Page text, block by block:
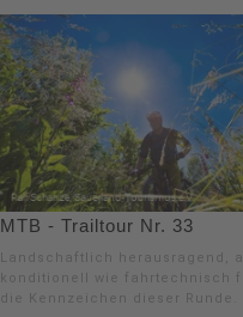
MTB - Trailtour Nr. 33
Landschaftlich herausragend,
konditionell wie fahrtechnisch
die Kennzeichen dieser Runde.